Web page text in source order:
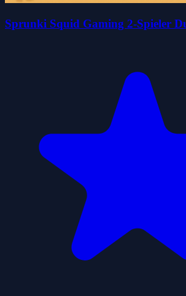
Sprunki Squid Gaming 2-Spieler